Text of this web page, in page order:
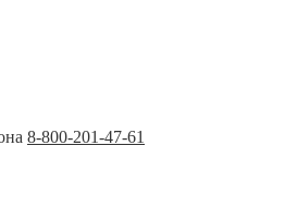
8-800-201-47-61